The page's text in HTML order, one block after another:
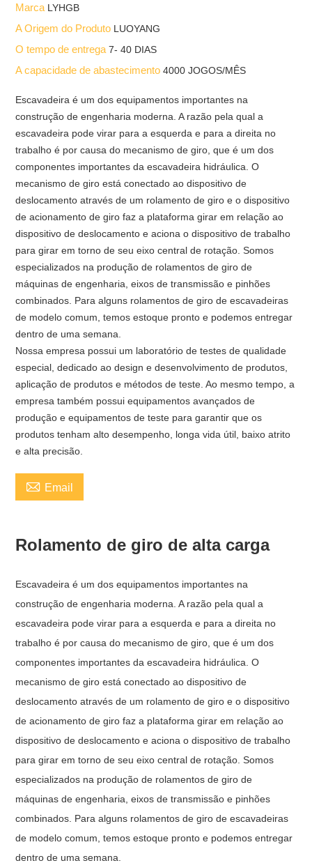
Marca LYHGB
A Origem do Produto LUOYANG
O tempo de entrega7- 40 DIAS
A capacidade de abastecimento4000 JOGOS/MÊS
Escavadeira é um dos equipamentos importantes na
construção de engenharia moderna. A razão pela qual a
escavadeira pode virar para a esquerda e para a direita no
trabalho é por causa do mecanismo de giro, que é um dos
componentes importantes da escavadeira hidráulica. O
mecanismo de giro está conectado ao dispositivo de
deslocamento através de um rolamento de giro e o dispositivo
de acionamento de giro faz a plataforma girar em relação ao
dispositivo de deslocamento e aciona o dispositivo de trabalho
para girar em torno de seu eixo central de rotação. Somos
especializados na produção de rolamentos de giro de
máquinas de engenharia, eixos de transmissão e pinhões
combinados. Para alguns rolamentos de giro de escavadeiras
de modelo comum, temos estoque pronto e podemos entregar
dentro de uma semana.
Nossa empresa possui um laboratório de testes de qualidade
especial, dedicado ao design e desenvolvimento de produtos,
aplicação de produtos e métodos de teste. Ao mesmo tempo, a
empresa também possui equipamentos avançados de
produção e equipamentos de teste para garantir que os
produtos tenham alto desempenho, longa vida útil, baixo atrito
e alta precisão.
 Email
Rolamento de giro de alta carga
Escavadeira é um dos equipamentos importantes na
construção de engenharia moderna. A razão pela qual a
escavadeira pode virar para a esquerda e para a direita no
trabalho é por causa do mecanismo de giro, que é um dos
componentes importantes da escavadeira hidráulica. O
mecanismo de giro está conectado ao dispositivo de
deslocamento através de um rolamento de giro e o dispositivo
de acionamento de giro faz a plataforma girar em relação ao
dispositivo de deslocamento e aciona o dispositivo de trabalho
para girar em torno de seu eixo central de rotação. Somos
especializados na produção de rolamentos de giro de
máquinas de engenharia, eixos de transmissão e pinhões
combinados. Para alguns rolamentos de giro de escavadeiras
de modelo comum, temos estoque pronto e podemos entregar
dentro de uma semana.